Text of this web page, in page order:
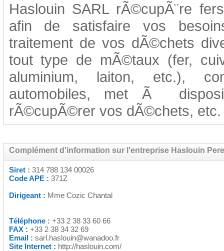
Haslouin SARL rÃ©cupÃ¨re
afin de satisfaire vos
traitement de vos dÃ©chets
tout type de mÃ©taux (fer,
aluminium, laiton, etc.),
automobiles, met Ã
rÃ©cupÃ©rer vos dÃ©chets, etc.
Complément d'information sur l'entreprise Haslouin
Siret : 314 788 134 00026
Code APE : 371Z
Dirigeant : Mme Cozic Chantal
Téléphone : +33 2 38 33 60 66
FAX : +33 2 38 34 32 69
Email : sarl.haslouin@wanadoo.fr
Site Internet : http://haslouin.com/